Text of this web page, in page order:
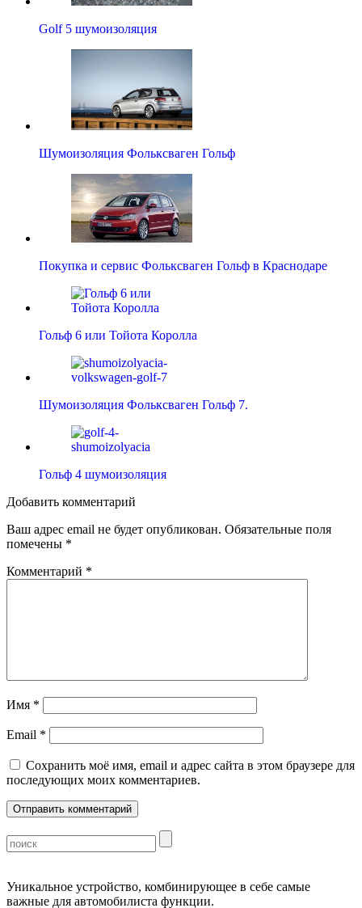
Golf 5 шумоизоляция
Шумоизоляция Фольксваген Гольф
Покупка и сервис Фольксваген Гольф в Краснодаре
Гольф 6 или Тойота Королла
Шумоизоляция Фольксваген Гольф 7.
Гольф 4 шумоизоляция
Добавить комментарий
Ваш адрес email не будет опубликован. Обязательные поля
помечены *
Комментарий *
Имя *
Email *
Сохранить моё имя, email и адрес сайта в этом браузере для
последующих моих комментариев.
Уникальное устройство, комбинирующее в себе самые
важные для автомобилиста функции.